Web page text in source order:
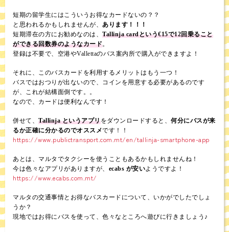
短期の留学生にはこういうお得なカードないの？？
と思われるかもしれませんが、 あります！！！
短期滞在の方にお勧めなのは、 Tallinja cardという€15で12回乗ること
ができる回数券のようなカード。
登録は不要で、空港やVallettaのバス案内所で購入ができますよ！
それに、このバスカードを利用するメリットはもう一つ！
バスではおつりが出ないので、コインを用意する必要があるのです
が、これが結構面倒です。。
なので、カードは便利なんです！
併せて、 Tallinja というアプリをダウンロードすると、 何分にバスが来
るか正確に分かるのでオススメです！！
https://www.publictransport.com.mt/en/tallinja-smartphone-app
あとは、マルタでタクシーを使うこともあるかもしれませんね！
今は色々なアプリがありますが、 ecabs が安いようですよ！
https://www.ecabs.com.mt/
マルタの交通事情とお得なバスカードについて、いかがでしたでしょ
うか？
現地ではお得にバスを使って、色々なところへ遊びに行きましょう♪